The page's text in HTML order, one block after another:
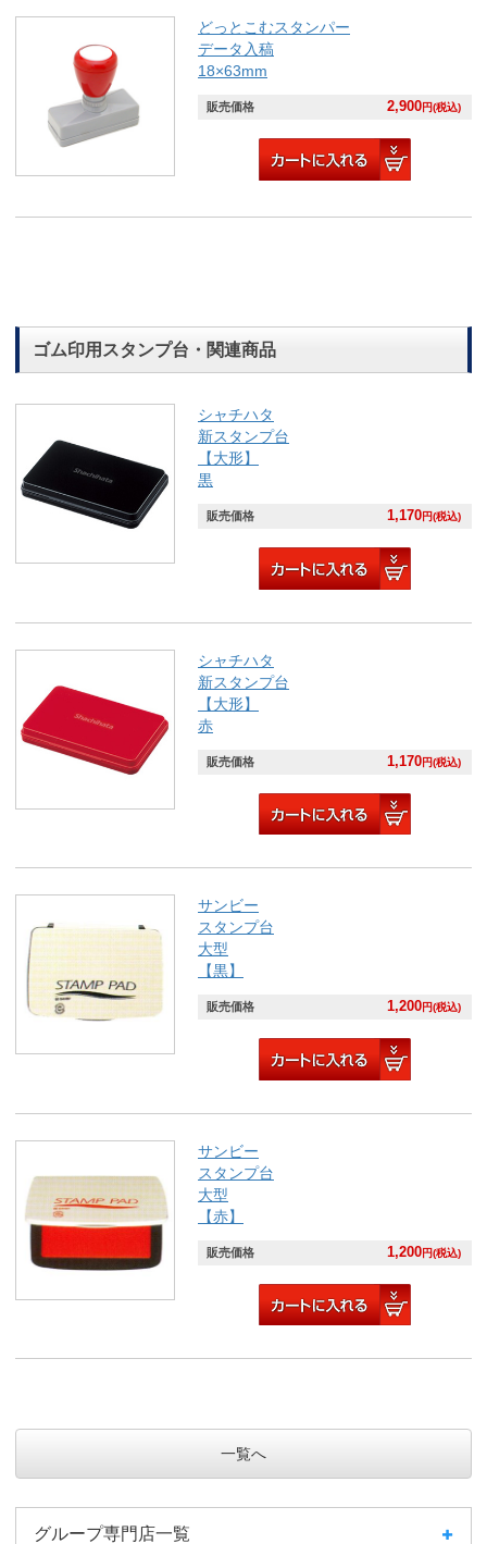
どっとこむスタンパー
データ入稿
18×63mm
販売価格 2,900円(税込)
ゴム印用スタンプ台・関連商品
シャチハタ
新スタンプ台
【大形】
黒
販売価格 1,170円(税込)
シャチハタ
新スタンプ台
【大形】
赤
販売価格 1,170円(税込)
サンビー
スタンプ台
大型
【黒】
販売価格 1,200円(税込)
サンビー
スタンプ台
大型
【赤】
販売価格 1,200円(税込)
一覧へ
グループ専門店一覧